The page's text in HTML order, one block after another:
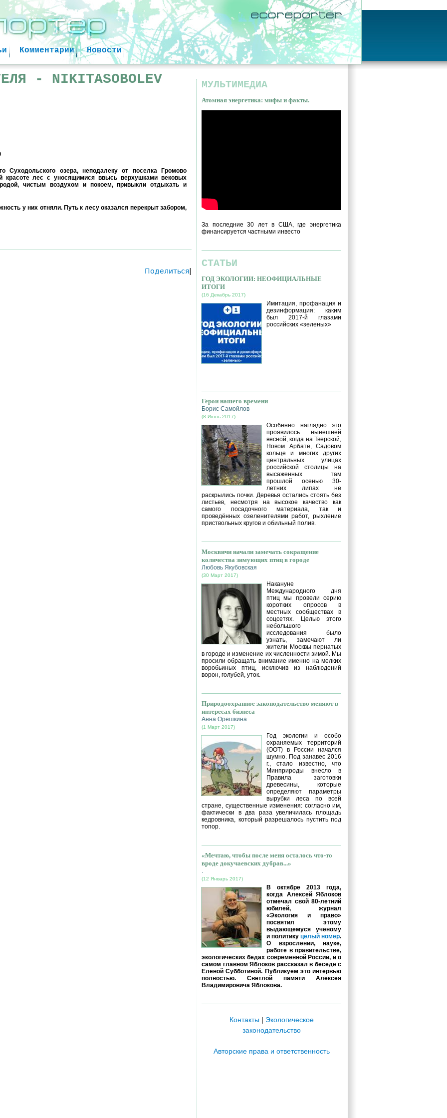
Jump to navigation
Новости
Комментарии
- NIKITASOBOLEV
Суходольского озера, неподалеку от поселка Громово
красоте лес с уносящимися ввысь верхушками вековых
чистым воздухом и покоем, привыкли отдыхать и
у них отняли. Путь к лесу оказался перекрыт забором,
Поделиться
МУЛЬТИМЕДИА
Атомная энергетика: мифы и факты.
За последние 30 лет в США, где энергетика
финансируется частными инвесто
СТАТЬИ
ГОД ЭКОЛОГИИ: НЕОФИЦИАЛЬНЫЕ
ИТОГИ
(16 Декабрь 2017)
Имитация, профанация и
дезинформация: каким
был 2017-й глазами
российских «зеленых»
Герои нашего времени
Борис Самойлов
(8 Июнь 2017)
Особенно наглядно это
проявилось нынешней
весной, когда на Тверской,
Новом Арбате, Садовом
кольце и многих других
центральных улицах
российской столицы на
высаженных там
прошлой осенью 30-
летних липах не
раскрылись почки. Деревья остались стоять без
листьев, несмотря на высокое качество как
самого посадочного материала, так и
проведённых озеленителями работ, рыхление
приствольных кругов и обильный полив.
Москвичи начали замечать сокращение
количества зимующих птиц в городе
Любовь Якубовская
(30 Март 2017)
Накануне
Международного дня
птиц мы провели серию
коротких опросов в
местных сообществах в
соцсетях. Целью этого
небольшого
исследования было
узнать, замечают ли
жители Москвы пернатых
в городе и изменение их численности зимой. Мы
просили обращать внимание именно на мелких
воробьиных птиц, исключив из наблюдений
ворон, голубей, уток.
Природоохранное законодательство меняют в
интересах бизнеса
Анна Орешкина
(1 Март 2017)
Год экологии и особо
охраняемых территорий
(ООТ) в России начался
шумно. Под занавес 2016
г., стало известно, что
Минприроды внесло в
Правила заготовки
древесины, которые
определяют параметры
вырубки леса по всей
стране, существенные изменения: согласно им,
фактически в два раза увеличилась площадь
кедровника, который разрешалось пустить под
топор.
«Мечтаю, чтобы после меня осталось что-то
вроде докучаевских дубрав...»
.
(12 Январь 2017)
В октябре 2013 года,
когда Алексей Яблоков
отмечал свой 80-летний
юбилей, журнал
«Экология и право»
посвятил этому
выдающемуся ученому
и политику целый номер.
О взрослении, науке,
работе в правительстве,
экологических бедах современной России, и о
самом главном Яблоков рассказал в беседе с
Еленой Субботиной. Публикуем это интервью
полностью. Светлой памяти Алексея
Владимировича Яблокова.
Контакты| Экологическое
законодательство
Авторские права и ответственность